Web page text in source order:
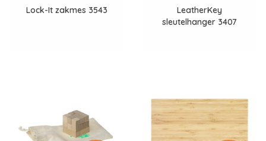
Lock-It zakmes 3543
LeatherKey
sleutelhanger 3407